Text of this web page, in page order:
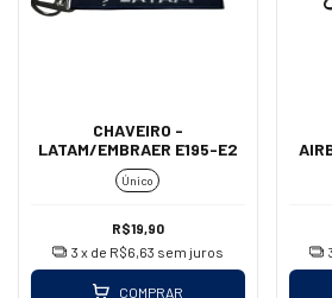
CHAVEIRO -
LATAM/EMBRAER E195-E2
Único
R$19,90
3 x de R$6,63 sem juros
COMPRAR